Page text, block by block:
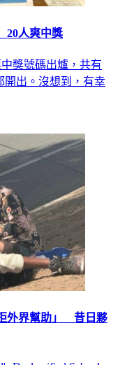
20人爽中獎
獎號碼出爐，共有
開出。沒想到，有幸
外界幫助」 昔日夥